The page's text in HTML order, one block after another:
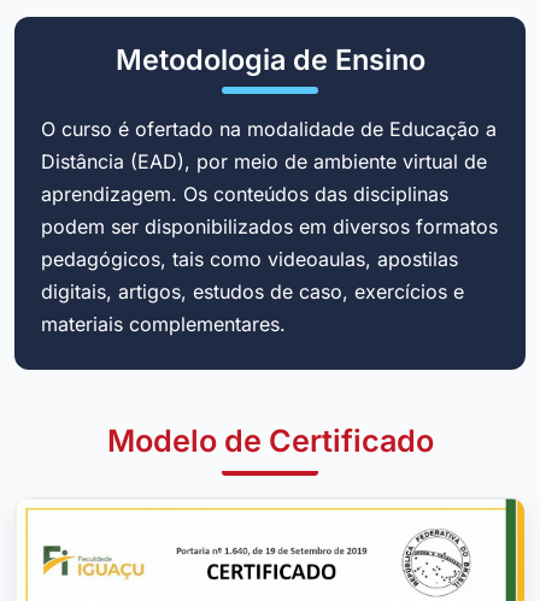
Metodologia de Ensino
O curso é ofertado na modalidade de Educação a
Distância (EAD), por meio de ambiente virtual de
aprendizagem. Os conteúdos das disciplinas
podem ser disponibilizados em diversos formatos
pedagógicos, tais como videoaulas, apostilas
digitais, artigos, estudos de caso, exercícios e
materiais complementares.
Modelo de Certificado